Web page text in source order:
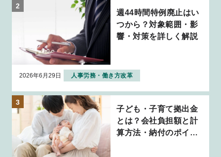
週44時間特例廃止はい
つから？対象範囲・影
響・対策を詳しく解説
2026年6月29日 人事労務・働き方改革
子ども・子育て拠出金
とは？会社負担額と計
算方法・納付のポイン